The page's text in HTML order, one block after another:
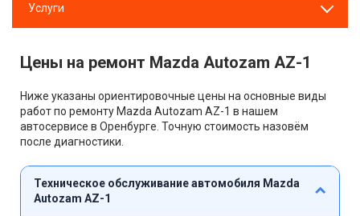
Услуги
Цены на ремонт Mazda Autozam AZ-1
Ниже указаны ориентировочные цены на основные виды
работ по ремонту Mazda Autozam AZ-1 в нашем
автосервисе в Оренбурге. Точную стоимость назовём
после диагностики.
Техническое обслуживание автомобиля Mazda
Autozam AZ-1